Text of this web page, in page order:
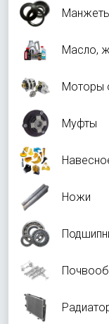
Масло,
Моторы
Муфты
Ножи